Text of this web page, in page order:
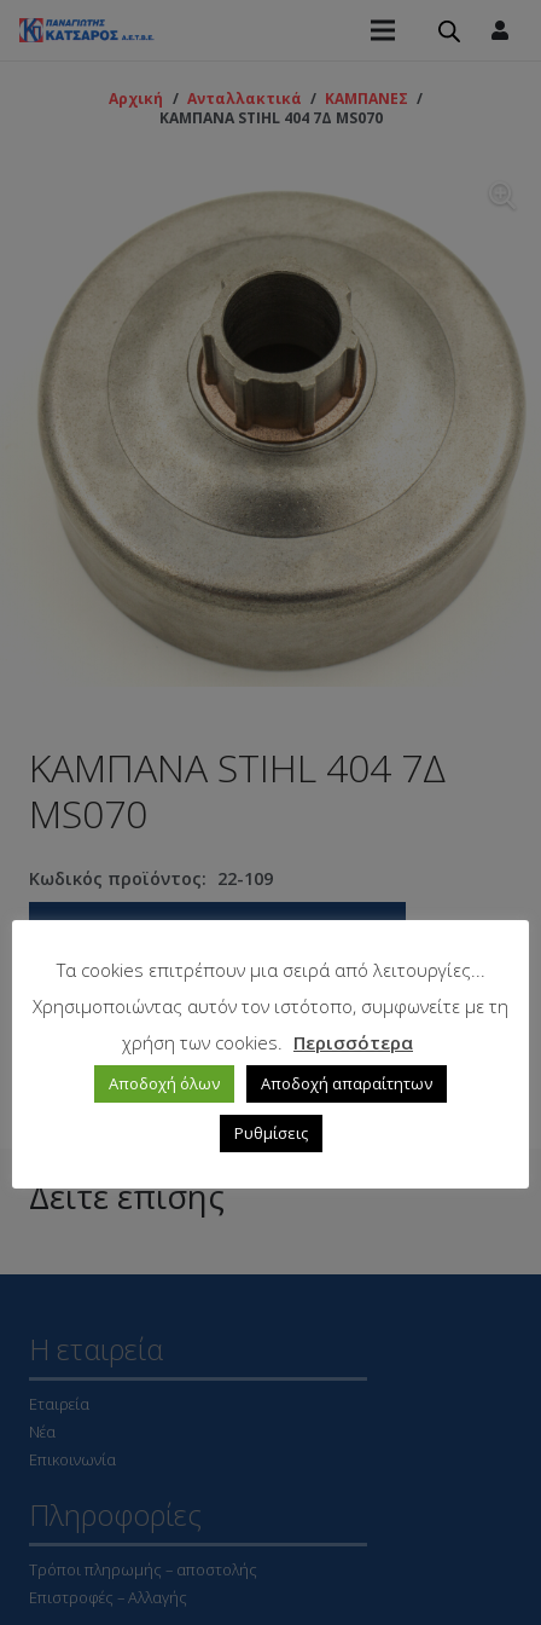
Αρχική / Ανταλλακτικά / ΚΑΜΠΑΝΕΣ /
ΚΑΜΠΑΝΑ STIHL 404 7Δ MS070
ΚΑΜΠΑΝΑ STIHL 404 7Δ
MS070
Κωδικός προϊόντος: 22-109
Προτεινόμενη λιανική τιμή:12.40€
Σε απόθεμα
Δείτε επίσης
Η εταιρεία
Εταιρεία
Νέα
Επικοινωνία
Πληροφορίες
Τρόποι πληρωμής – αποστολής
Επιστροφές – Αλλαγής
Τα cookies επιτρέπουν μια σειρά από λειτουργίες...
Χρησιμοποιώντας αυτόν τον ιστότοπο, συμφωνείτε με τη
χρήση των cookies.
Περισσότερα
Αποδοχή όλων Αποδοχή απαραίτητων
Ρυθμίσεις